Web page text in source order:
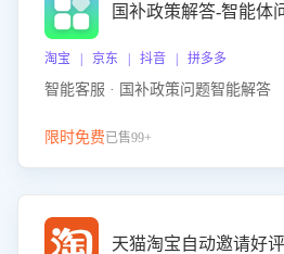
国补政策解答-智能体
淘宝 | 京东 | 抖音 | 拼多多
智能客服 · 国补政策问题智能解答
限时免费已售99+
天猫淘宝自动邀请好